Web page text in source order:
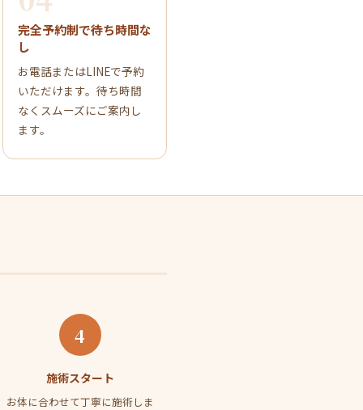
完全予約制で待ち時間な
し
お電話またはLINEで予約
いただけます。待ち時間
なくスムーズにご案内し
ます。
4
施術スタート
お体に合わせて丁寧に施術しま